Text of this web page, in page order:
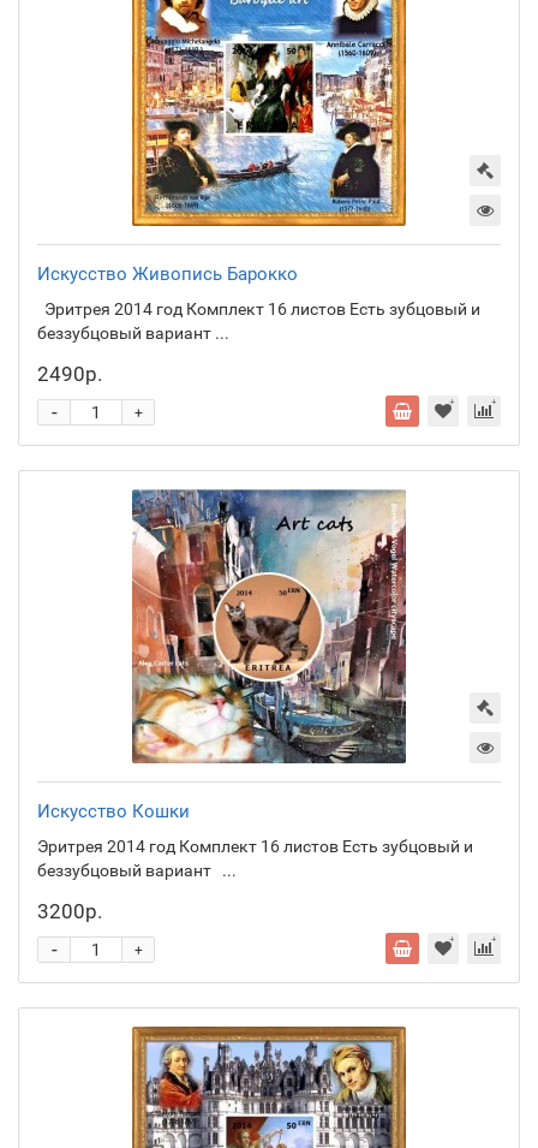
Искусство Живопись Барокко
Эритрея 2014 год Комплект 16 листов Есть зубцовый и
беззубцовый вариант ...
2490р.
+
-
Искусство Кошки
Эритрея 2014 год Комплект 16 листов Есть зубцовый и
беззубцовый вариант ...
3200р.
+
-